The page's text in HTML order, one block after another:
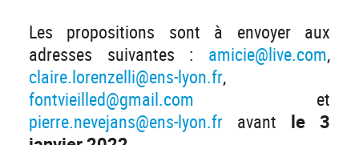
Les propositions sont à envoyer aux
adresses suivantes : amicie@live.com,
claire.lorenzelli@ens-lyon.fr,
fontvieilled@gmail.com et
pierre.nevejans@ens-lyon.fr avant le 3